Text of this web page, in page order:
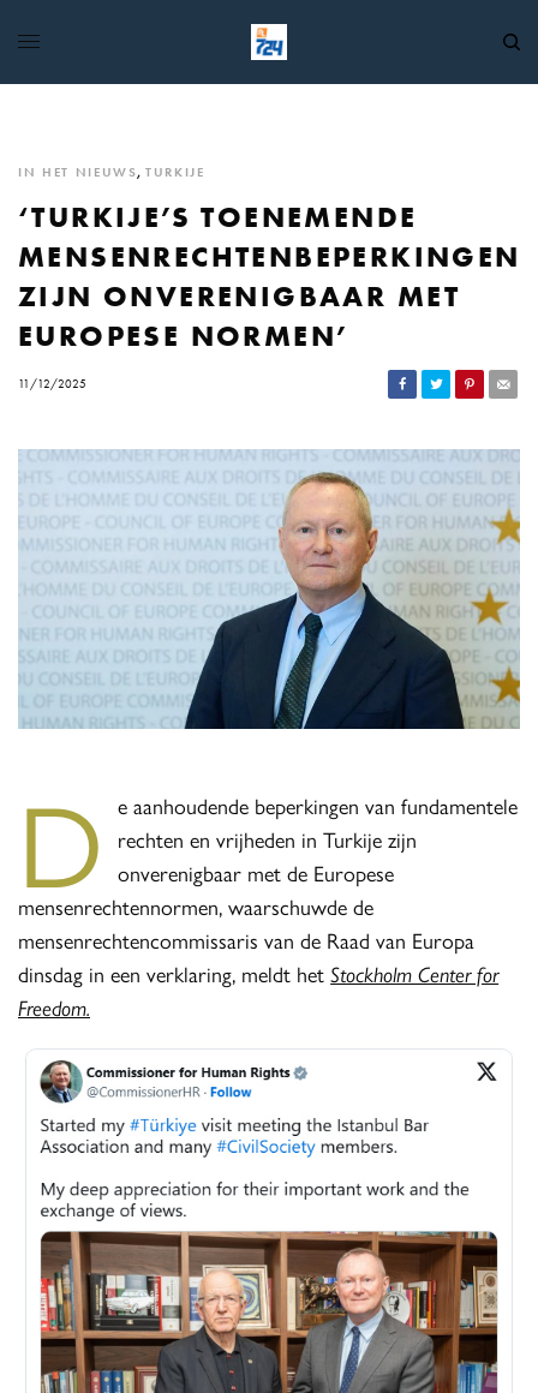
IN HET NIEUWS, TURKIJE
‘TURKIJE’S TOENEMENDE
MENSENRECHTENBEPERKINGEN
ZIJN ONVERENIGBAAR MET
EUROPESE NORMEN’
11/12/2025
D
e aanhoudende beperkingen van fundamentele
rechten en vrijheden in Turkije zijn
onverenigbaar met de Europese
mensenrechtennormen, waarschuwde de
mensenrechtencommissaris van de Raad van Europa
dinsdag in een verklaring, meldt hetStockholm Center for
Freedom.